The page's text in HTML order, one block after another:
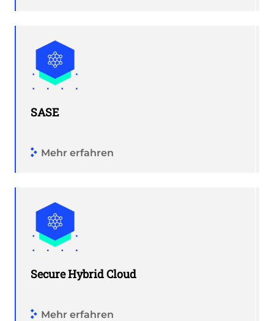
SASE
Mehr erfahren
Secure Hybrid Cloud
Mehr erfahren